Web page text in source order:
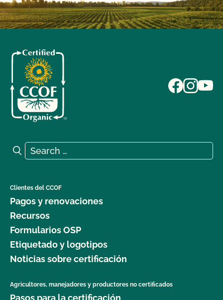
Search for:
Search
Clientes del CCOF
Pagos y renovaciones
Recursos
Formularios OSP
Etiquetado y logotipos
Noticias sobre certificación
Agricultores, manejadores y productores no certificados
Pasos para la certificación